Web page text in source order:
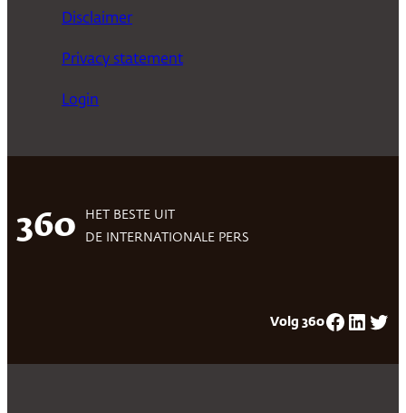
Disclaimer
Privacy statement
Login
360
HET BESTE UIT
DE INTERNATIONALE PERS
Volg 360Facebook LinkedIn Twitter